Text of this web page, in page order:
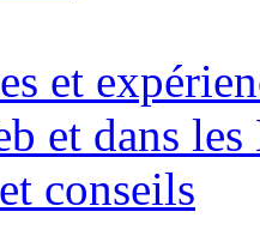
et
et dans
conseils